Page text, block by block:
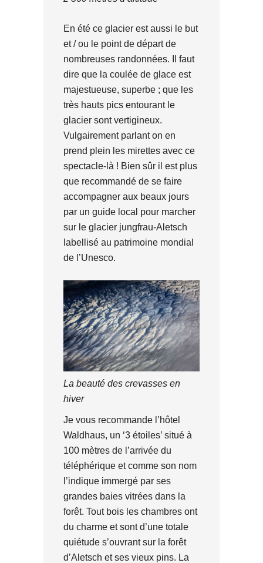
En été ce glacier est aussi le but
et / ou le point de départ de
nombreuses randonnées. Il faut
dire que la coulée de glace est
majestueuse, superbe ; que les
très hauts pics entourant le
glacier sont vertigineux.
Vulgairement parlant on en
prend plein les mirettes avec ce
spectacle-là ! Bien sûr il est plus
que recommandé de se faire
accompagner aux beaux jours
par un guide local pour marcher
sur le glacier jungfrau-Aletsch
labellisé au patrimoine mondial
de l’Unesco.
La beauté des crevasses en
hiver
Je vous recommande l’hôtel
Waldhaus, un ‘3 étoiles’ situé à
100 mètres de l’arrivée du
téléphérique et comme son nom
l’indique immergé par ses
grandes baies vitrées dans la
forêt. Tout bois les chambres ont
du charme et sont d’une totale
quiétude s’ouvrant sur la forêt
d’Aletsch et ses vieux pins. La